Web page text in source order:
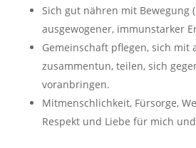
Sich gut nähren mit Bewegung
ausgewogener, immunstarker
Gemeinschaft pflegen, sich mit
zusammentun, teilen, sich
voranbringen.
Mitmenschlichkeit, Fürsorge,
Respekt und Liebe für mich